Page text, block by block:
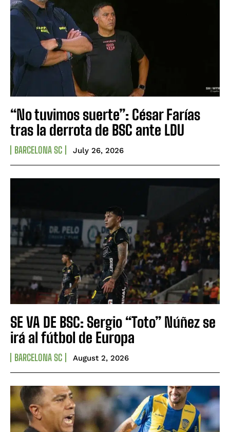
“No tuvimos suerte”: César Farías
tras la derrota de BSC ante LDU
BARCELONA SC July 26, 2026
SE VA DE BSC: Sergio “Toto” Núñez se
irá al fútbol de Europa
BARCELONA SC August 2, 2026